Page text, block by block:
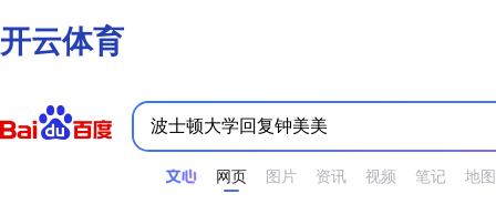
开云体育
网页 图片 资讯 视频 笔记 地图
时间不限 所有网页和文件 站点内检索